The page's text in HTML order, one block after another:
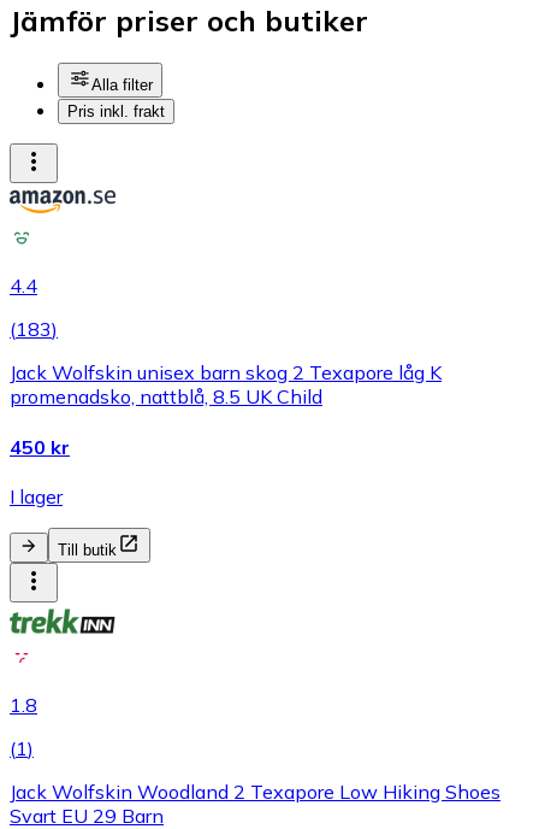
Jämför priser och butiker
Alla filter
Pris inkl. frakt
4.4
(183)
Jack Wolfskin unisex barn skog 2 Texapore låg K
promenadsko, nattblå, 8.5 UK Child
450 kr
I lager
Till butik
1.8
(1)
Jack Wolfskin Woodland 2 Texapore Low Hiking Shoes
Svart EU 29 Barn